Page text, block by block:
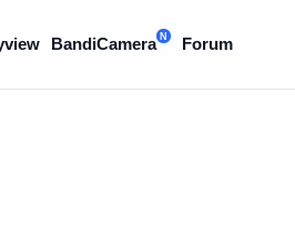
BandiCamera N Forum